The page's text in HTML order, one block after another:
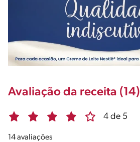
Avaliação da receita (14)
4 de 5
14 avaliações